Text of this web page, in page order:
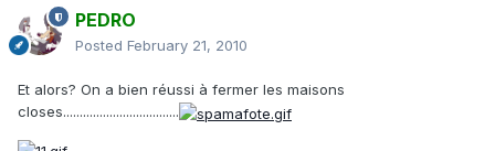
PEDRO
Posted February 21, 2010
Et alors? On a bien réussi à fermer les maisons
closes...................................